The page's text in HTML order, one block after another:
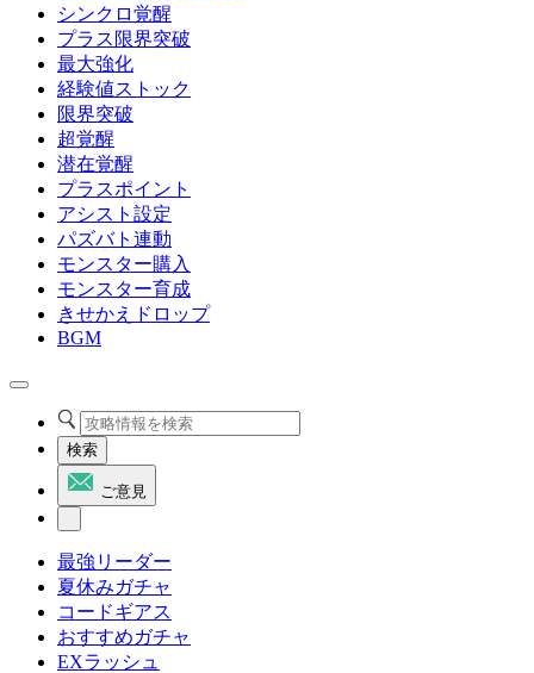
シンクロ覚醒
プラス限界突破
最大強化
経験値ストック
限界突破
超覚醒
潜在覚醒
プラスポイント
アシスト設定
パズバト連動
モンスター購入
モンスター育成
きせかえドロップ
BGM
検索
ご意見
最強リーダー
夏休みガチャ
コードギアス
おすすめガチャ
EXラッシュ